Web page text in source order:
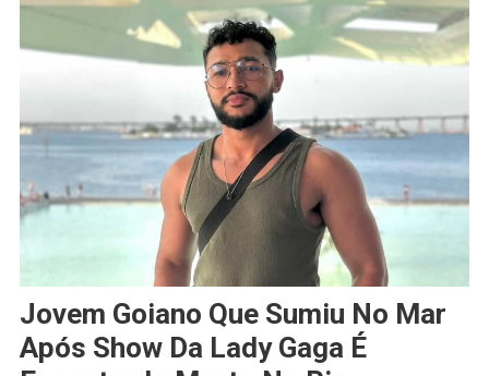
Jovem Goiano Que Sumiu No Mar
Após Show Da Lady Gaga É